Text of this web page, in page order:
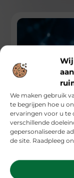
Wij
We maken gebruik
te begrijpen hoe u
ervaringen voor u te
verschillende
gepersonaliseerde
de site. Raadpleeg
Oracle
Om er even wat